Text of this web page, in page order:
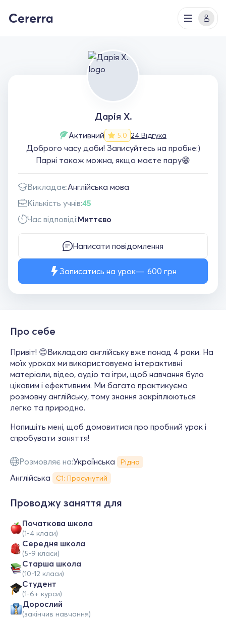
Дарія Х.
Активний 5.0 24 Відгука
Доброго часу доби! Записуйтесь на пробне:)
Парні також можна, якщо маєте пару😁
Викладає:Англійська мова
Кількість учнів:45
Час відповіді:Миттєво
Написати повідомлення
Записатись на урок 600 грн
Про себе
Привіт! 😊Викладаю англійську вже понад 4 роки. На
моїх уроках ми використовуємо інтерактивні
матеріали, відео, аудіо та ігри, щоб навчання було
цікавим і ефективним. Ми багато практикуємо
розмовну англійську, тому знання закріплюються
легко та природно.
Напишіть мені, щоб домовитися про пробний урок і
спробувати заняття!
Розмовляє на:Українська Рідна
Англійська С1: Просунутий
Проводжу заняття для
Початкова школа
(1-4 класи)
Середня школа
(5-9 класи)
Старша школа
(10-12 класи)
Студент
(1-6+ курси)
Дорослий
(закінчив навчання)